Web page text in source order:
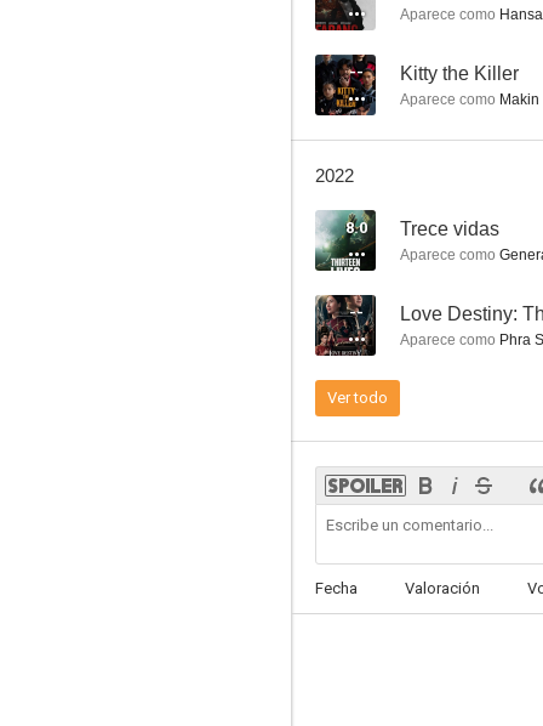
The White Storm
6.5
Elephant White
Aparece como Hansa
-- Kitty the Killer
Aparece como Makin
2022
8.0 Trece vidas
Aparece como
-- Love Destiny:
Aparece como Phra
Ver todo
Fecha Valoración